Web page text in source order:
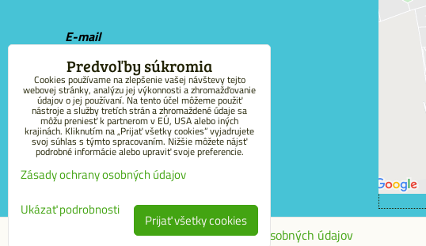
E-mail
ivalbike@rivalbike.sk
Predvoľby súkromia Zásady ochrany osobných údajov
Predvoľby súkromia
Cookies používame na zlepšenie vašej návštevy tejto
webovej stránky, analýzu jej výkonnosti a zhromažďovanie
údajov o jej používaní. Na tento účel môžeme použiť
nástroje a služby tretích strán a zhromaždené údaje sa
môžu preniesť k partnerom v EÚ, USA alebo iných
krajinách. Kliknutím na „Prijať všetky cookies“ vyjadrujete
svoj súhlas s týmto spracovaním. Nižšie môžete nájsť
podrobné informácie alebo upraviť svoje preferencie.
Zásady ochrany osobných údajov
Ukázať podrobnosti
Prijať všetky cookies